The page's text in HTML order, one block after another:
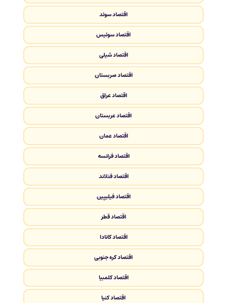
اقتصاد سوئد
اقتصاد سوئیس
اقتصاد شیلی
اقتصاد صربستان
اقتصاد عراق
اقتصاد عربستان
اقتصاد عمان
اقتصاد فرانسه
اقتصاد فنلاند
اقتصاد فیلیپین
اقتصاد قطر
اقتصاد کانادا
اقتصاد کره جنوبی
اقتصاد کلمبیا
اقتصاد کنیا